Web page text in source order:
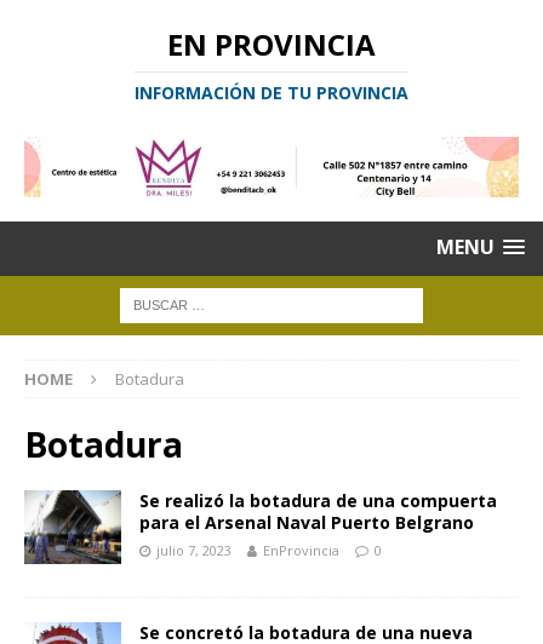
EN PROVINCIA
INFORMACIÓN DE TU PROVINCIA
MENU
HOME Botadura
Botadura
Se realizó la botadura de una compuerta
para el Arsenal Naval Puerto Belgrano
julio 7, 2023 EnProvincia 0
Se concretó la botadura de una nueva